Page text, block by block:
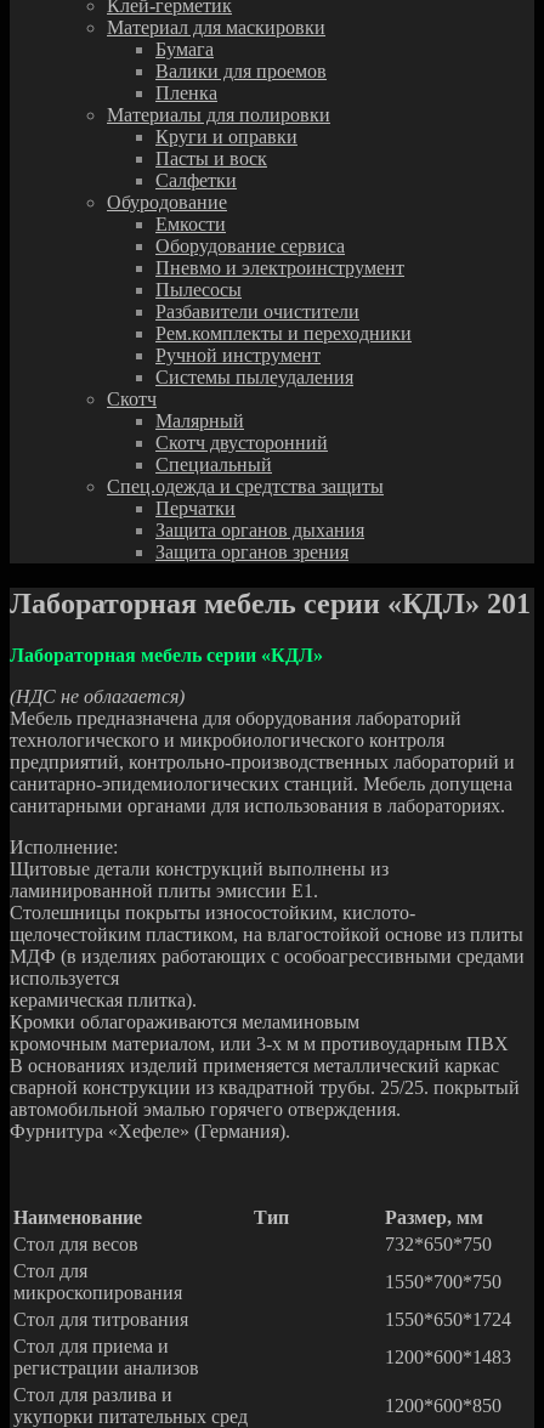
Клей-герметик
Материал для маскировки
Бумага
Валики для проемов
Пленка
Материалы для полировки
Круги и оправки
Пасты и воск
Салфетки
Обуродование
Емкости
Оборудование сервиса
Пневмо и электроинструмент
Пылесосы
Разбавители очистители
Рем.комплекты и переходники
Ручной инструмент
Системы пылеудаления
Скотч
Малярный
Скотч двусторонний
Специальный
Спец.одежда и средтства защиты
Перчатки
Защита органов дыхания
Защита органов зрения
Лабораторная мебель серии «КДЛ» 201
Лабораторная мебель серии «КДЛ»
(НДС не облагается)
Мебель предназначена для оборудования лабораторий
технологического и микробиологического контроля
предприятий, контрольно-производственных лабораторий и
санитарно-эпидемиологических станций. Мебель допущена
санитарными органами для использования в лабораториях.
Исполнение:
Щитовые детали конструкций выполнены из
ламинированной плиты эмиссии Е1.
Столешницы покрыты износостойким, кислото-
щелочестойким пластиком, на влагостойкой основе из плиты
МДФ (в изделиях работающих с особоагрессивными средами
используется
керамическая плитка).
Кромки облагораживаются меламиновым
кромочным материалом, или 3-х м м противоударным ПВХ
В основаниях изделий применяется металлический каркас
сварной конструкции из квадратной трубы. 25/25. покрытый
автомобильной эмалью горячего отверждения.
Фурнитура «Хефеле» (Германия).
Наименование Тип
Размер, мм
Стол для весов
732*650*750
Стол для
микроскопирования
1550*700*750
Стол для титрования
1550*650*1724
Стол для приема и
регистрации анализов
1200*600*1483
Стол для разлива и
укупорки питательных сред
1200*600*850